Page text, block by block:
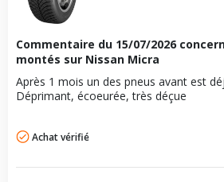
boulon
vous conseillons de contacter directement le
Longueur du boulon
Force de rotation du
boulon
105
Pour la visserie, afin de garantir une parfaite
vous conseillons de contacter directement le
Commentaire du 15/07/2026
montés sur Nissan Micra
Après 1 mois un des pneus avant est
Déprimant, écoeurée, très déçue
Achat vérifié